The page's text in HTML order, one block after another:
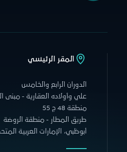
المقر الرئيسي
الدوران الرابع والخامس
علي وأولاده العقارية - مبنى
منطقة 48 ج 55
طريق المطار - منطقة الروضة
أبوظبي، الإمارات العربية